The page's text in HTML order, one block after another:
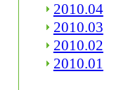
2010.04
2010.03
2010.02
2010.01